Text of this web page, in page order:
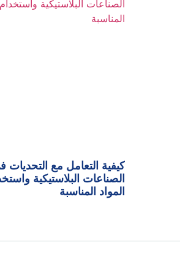
كيفية التعامل مع التحديات
الصناعات البلاستيكية
المواد المناسبة